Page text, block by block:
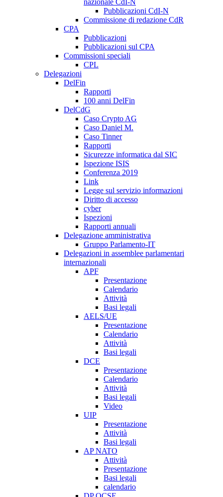
nazionale CdI-N
Pubblicazioni CdI-N
Commissione di redazione CdR
CPA
Pubblicazioni
Pubblicazioni sul CPA
Commissioni speciali
CPL
Delegazioni
DelFin
Rapporti
100 anni DelFin
DelCdG
Caso Crypto AG
Caso Daniel M.
Caso Tinner
Rapporti
Sicurezze informatica dal SIC
Ispezione ISIS
Conferenza 2019
Link
Legge sul servizio informazioni
Diritto di accesso
cyber
Ispezioni
Rapporti annuali
Delegazione amministrativa
Gruppo Parlamento-IT
Delegazioni in assemblee parlamentari
internazionali
APF
Presentazione
Calendario
Attività
Basi legali
AELS/UE
Presentazione
Calendario
Attività
Basi legali
DCE
Presentazione
Calendario
Attività
Basi legali
Video
UIP
Presentazione
Attività
Basi legali
AP NATO
Attività
Presentazione
Basi legali
calendario